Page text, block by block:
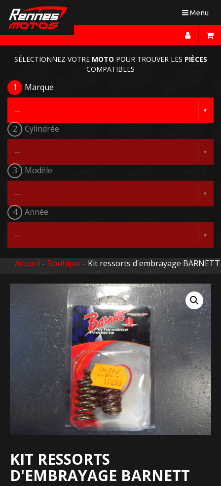
Toggle
Menu
SÉLECTIONNEZ VOTRE MOTO POUR TROUVER LES PIÈCES
COMPATIBLES
1 Marque
2 Cylindrée
3 Modèle
4 Année
Accueil - Boutique - Kit ressorts d'embrayage BARNETT
KIT RESSORTS
D'EMBRAYAGE BARNETT